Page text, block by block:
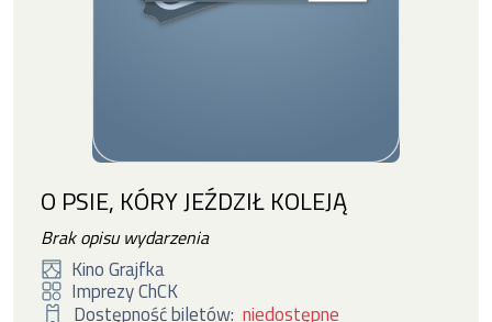
O PSIE, KÓRY JEŹDZIŁ KOLEJĄ
Brak opisu wydarzenia
Kino Grajfka
Imprezy ChCK
Dostępność biletów: niedostępne